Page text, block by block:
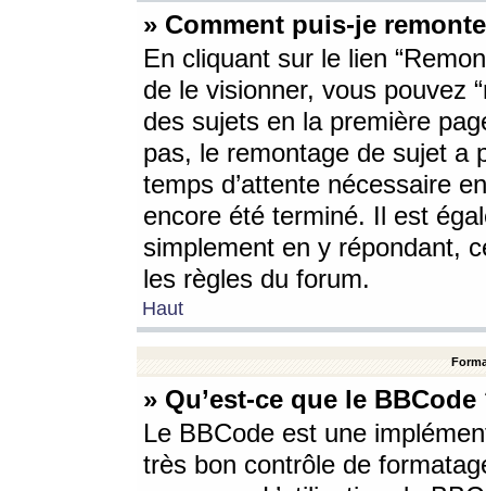
» Comment puis-je
En cliquant sur le lien
de le visionner, vous pouvez
des sujets en la première
pas, le remontage de sujet a
temps d’attente nécessaire
encore été terminé. Il est
simplement en y répondant,
les règles du forum.
Haut
» Qu’est-ce que le BBCode
Le BBCode est une
très bon contrôle de